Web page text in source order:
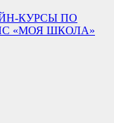
КУРСЫ ПО
«МОЯ ШКОЛА»